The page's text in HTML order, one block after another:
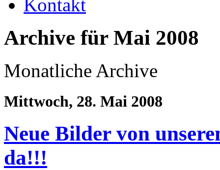
Kontakt
Archive für Mai 2008
Monatliche Archive
Mittwoch, 28. Mai 2008
Neue Bilder von
da!!!